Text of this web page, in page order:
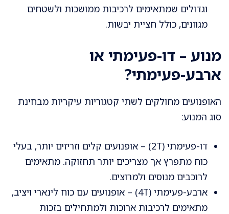
וגדולים שמתאימים לרכיבות ממושכות ולשטחים
מגוונים, כולל חציית יבשות.
מנוע – דו-פעימתי או
ארבע-פעימתי?
האופנועים מחולקים לשתי קטגוריות עיקריות מבחינת
סוג המנוע:
דו-פעימתי (2T) – אופנועים קלים וזריזים יותר, בעלי
כוח מתפרץ אך מצריכים יותר תחזוקה. מתאימים
לרוכבים מנוסים ולמרוצים.
ארבע-פעימתי (4T) – אופנועים עם כוח לינארי ויציב,
מתאימים לרכיבות ארוכות ולמתחילים בזכות